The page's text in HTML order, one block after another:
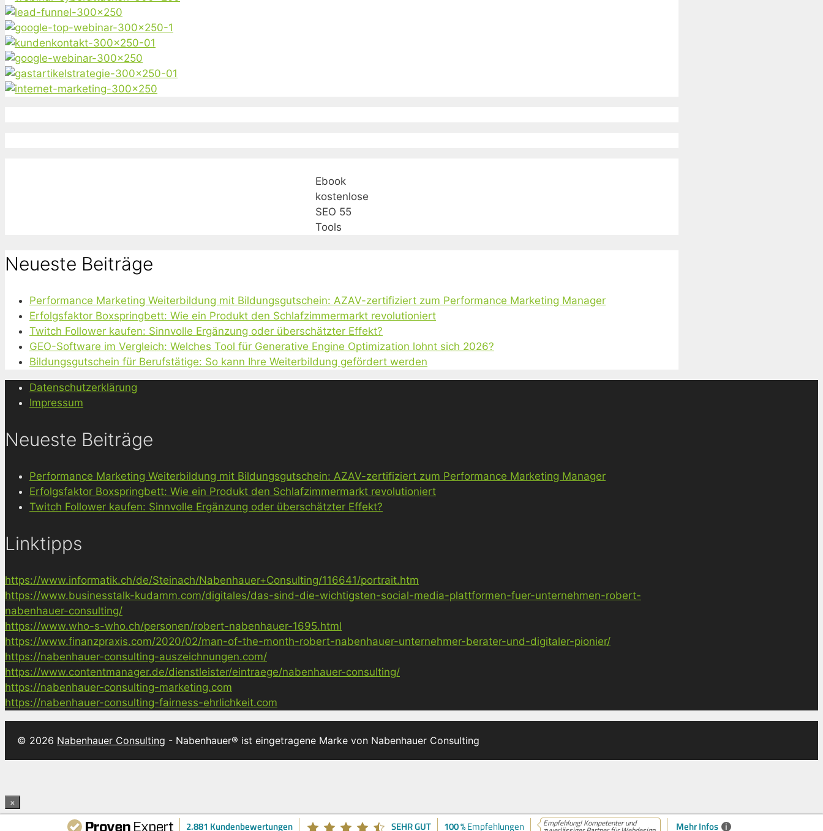
Ebook
kostenlose
SEO 55
Tools
Neueste Beiträge
Performance Marketing Weiterbildung mit Bildungsgutschein: AZAV-zertifiziert zum Performance Marketing Manager
Erfolgsfaktor Boxspringbett: Wie ein Produkt den Schlafzimmermarkt revolutioniert
Twitch Follower kaufen: Sinnvolle Ergänzung oder überschätzter Effekt?
GEO-Software im Vergleich: Welches Tool für Generative Engine Optimization lohnt sich 2026?
Bildungsgutschein für Berufstätige: So kann Ihre Weiterbildung gefördert werden
2.881 Kundenbewertungen SEHR GUT 100 %Empfehlungen Empfehlung! Kompetenter und Mehr Infos i
Datenschutzerklärung
Impressum
Neueste Beiträge
Performance Marketing Weiterbildung mit Bildungsgutschein: AZAV-zertifiziert zum Performance Marketing Manager
Erfolgsfaktor Boxspringbett: Wie ein Produkt den Schlafzimmermarkt revolutioniert
Twitch Follower kaufen: Sinnvolle Ergänzung oder überschätzter Effekt?
Linktipps
https://www.informatik.ch/de/Steinach/Nabenhauer+Consulting/116641/portrait.htm
https://www.businesstalk-kudamm.com/digitales/das-sind-die-wichtigsten-social-media-plattformen-fuer-unternehmen-robert-
nabenhauer-consulting/
https://www.who-s-who.ch/personen/robert-nabenhauer-1695.html
https://www.finanzpraxis.com/2020/02/man-of-the-month-robert-nabenhauer-unternehmer-berater-und-digitaler-pionier/
https://nabenhauer-consulting-auszeichnungen.com/
https://www.contentmanager.de/dienstleister/eintraege/nabenhauer-consulting/
https://nabenhauer-consulting-marketing.com
https://nabenhauer-consulting-fairness-ehrlichkeit.com
© 2026 Nabenhauer Consulting - Nabenhauer® ist eingetragene Marke von Nabenhauer Consulting
×